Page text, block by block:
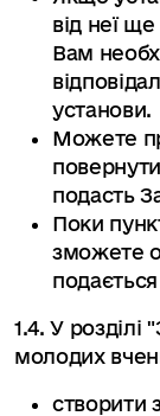
від неї
Вам
установи.
Можете
подасть
Поки
зможете
1.4. У
молодих
створити